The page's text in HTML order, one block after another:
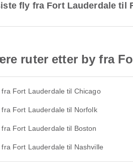
fly fra Fort Lauderdale til
ruter etter by fra
fra Fort Lauderdale til Chicago
fra Fort Lauderdale til Norfolk
fra Fort Lauderdale til Boston
fra Fort Lauderdale til Nashville